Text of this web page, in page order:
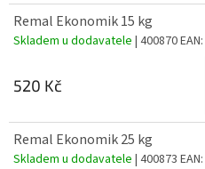
Remal Ekonomik 15 kg
Skladem u dodavatele | 400870EAN:
520 Kč
Remal Ekonomik 25 kg
Skladem u dodavatele | 400873 EAN: